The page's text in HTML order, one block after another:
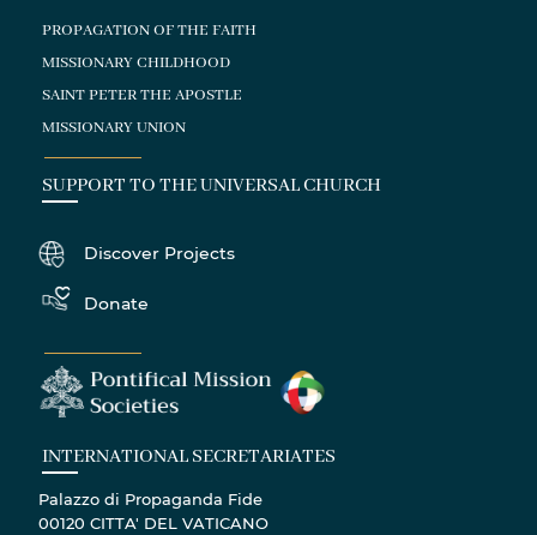
PROPAGATION OF THE FAITH
MISSIONARY CHILDHOOD
SAINT PETER THE APOSTLE
MISSIONARY UNION
SUPPORT TO THE UNIVERSAL CHURCH
Discover Projects
Donate
INTERNATIONAL SECRETARIATES
Palazzo di Propaganda Fide
00120 CITTA' DEL VATICANO